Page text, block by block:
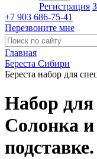
Регистрация
+7 903 686-75-41
Перезвоните мне
Главная
Береста Сибири
Береста набор для
Набор для
Солонка
подставке.